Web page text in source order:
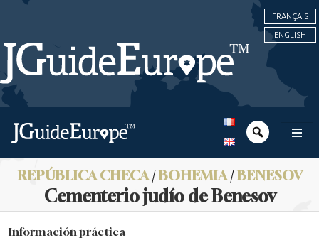
FRANÇAIS
ENGLISH
REPÚBLICA CHECA/BOHEMIA/BENESOV
Cementerio judío de Benesov
Información práctica